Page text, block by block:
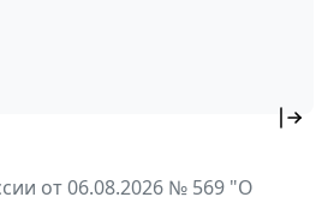
от 06.08.2026 № 569 "О